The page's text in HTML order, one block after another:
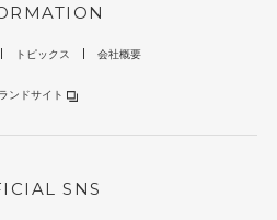
トピックス 会社概要
ンドサイト
SNS